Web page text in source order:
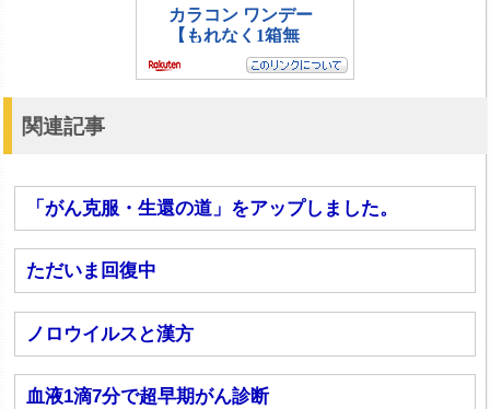
関連記事
「がん克服・生還の道」をアップしました。
ただいま回復中
ノロウイルスと漢方
血液1滴7分で超早期がん診断